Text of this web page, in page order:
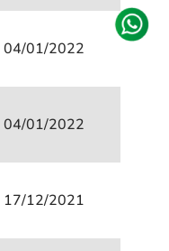
04/01/2022
04/01/2022
17/12/2021